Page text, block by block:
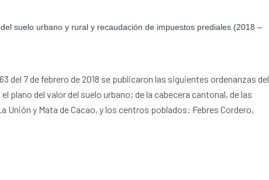
suelo urbano y rural y recaudación de impuestos prediales (2018 –
del 7 de febrero de 2018 se publicaron las siguientes ordenanzas del
plano del valor del suelo urbano; de la cabecera cantonal, de las
Unión y Mata de Cacao, y los centros poblados: Febres Cordero,